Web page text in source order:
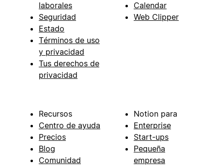
laborales
Seguridad
Estado
Términos de uso
y privacidad
Tus derechos de
privacidad
Calendar
Web Clipper
Recursos
Centro de ayuda
Precios
Blog
Comunidad
Notion para
Enterprise
Start-ups
Pequeña
empresa